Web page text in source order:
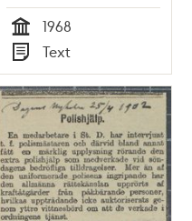
Tid
1968
Typ
Text